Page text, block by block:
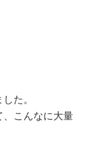
た。
、こんなに大量